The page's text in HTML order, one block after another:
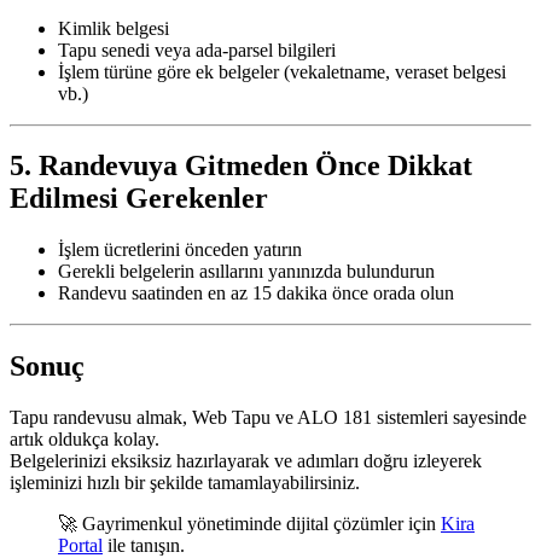
Kimlik belgesi
Tapu senedi veya ada-parsel bilgileri
İşlem türüne göre ek belgeler (vekaletname, veraset belgesi
vb.)
5. Randevuya Gitmeden Önce Dikkat
Edilmesi Gerekenler
İşlem ücretlerini önceden yatırın
Gerekli belgelerin asıllarını yanınızda bulundurun
Randevu saatinden en az 15 dakika önce orada olun
Sonuç
Tapu randevusu almak, Web Tapu ve ALO 181 sistemleri sayesinde
artık oldukça kolay.
Belgelerinizi eksiksiz hazırlayarak ve adımları doğru izleyerek
işleminizi hızlı bir şekilde tamamlayabilirsiniz.
🚀 Gayrimenkul yönetiminde dijital çözümler için Kira
Portal ile tanışın.